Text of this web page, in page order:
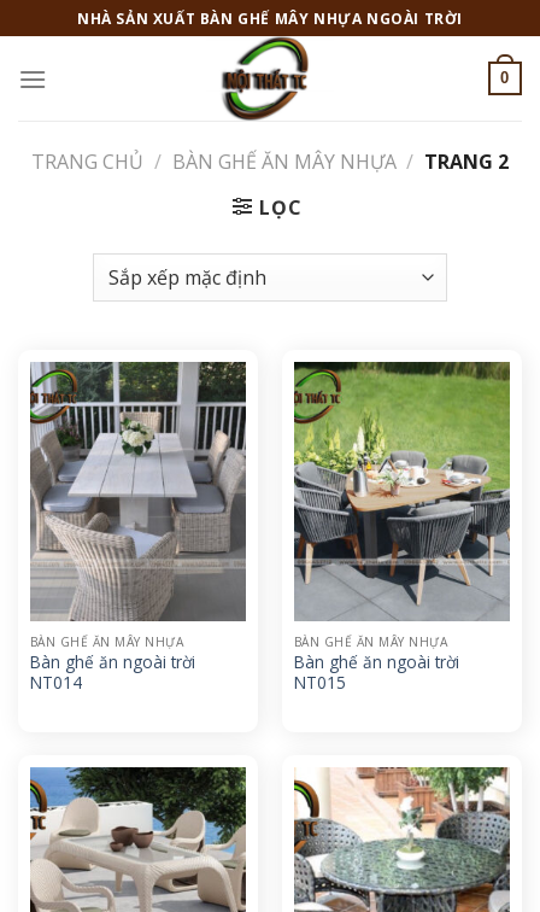
to
content
NHÀ SẢN XUẤT BÀN GHẾ MÂY NHỰA NGOÀI TRỜI
0
TRANG CHỦ / BÀN GHẾ ĂN MÂY NHỰA / TRANG 2
LỌC
BÀN GHẾ ĂN MÂY NHỰA
Bàn ghế ăn ngoài trời
NT014
BÀN GHẾ ĂN MÂY NHỰA
Bàn ghế ăn ngoài trời
NT015